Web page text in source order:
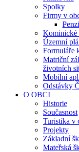
Spolky
Firmy v
Kominické
Územní
Formuláře
Matriční
životních
Mobilní
Odstávky
O OBCI
Historie
Současnost
Turistika v
Projekty
Základní
Mateřská